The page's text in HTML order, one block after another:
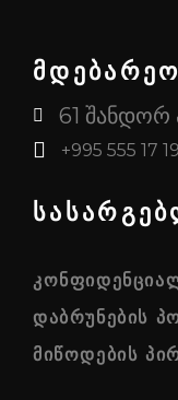
61 შანდორ
+995 555 17
ᲓᲐᲑᲠᲣᲜᲔᲑᲘᲡ
ᲛᲘᲬᲝᲓᲔᲑᲘᲡ